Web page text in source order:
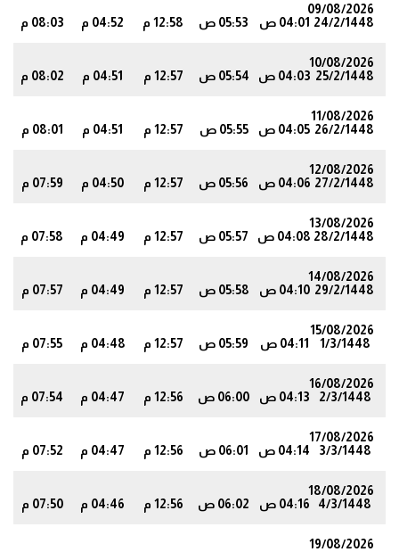
09/08/2026
24/2/1448 04:01 ص 05:53 ص 12:58 م 04:52 م 08:03 م
10/08/2026
25/2/1448 04:03 ص 05:54 ص 12:57 م 04:51 م 08:02 م
11/08/2026
26/2/1448 04:05 ص 05:55 ص 12:57 م 04:51 م 08:01 م
12/08/2026
27/2/1448 04:06 ص 05:56 ص 12:57 م 04:50 م 07:59 م
13/08/2026
28/2/1448 04:08 ص 05:57 ص 12:57 م 04:49 م 07:58 م
14/08/2026
29/2/1448 04:10 ص 05:58 ص 12:57 م 04:49 م 07:57 م
15/08/2026
1/3/1448
04:11 ص 05:59 ص 12:57 م 04:48 م 07:55 م
16/08/2026
2/3/1448
04:13 ص 06:00 ص 12:56 م 04:47 م 07:54 م
17/08/2026
3/3/1448
04:14 ص 06:01 ص 12:56 م 04:47 م 07:52 م
18/08/2026
4/3/1448
04:16 ص 06:02 ص 12:56 م 04:46 م 07:50 م
19/08/2026